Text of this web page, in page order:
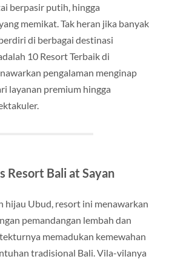
berpasir putih, hingga
memikat. Tak heran jika banyak
di berbagai destinasi
10 Resort Terbaik di
pengalaman menginap
layanan premium hingga
Resort Bali at Sayan
hijau Ubud, resort ini menawarkan
pemandangan lembah dan
memadukan kemewahan
tradisional Bali. Vila-vilanya